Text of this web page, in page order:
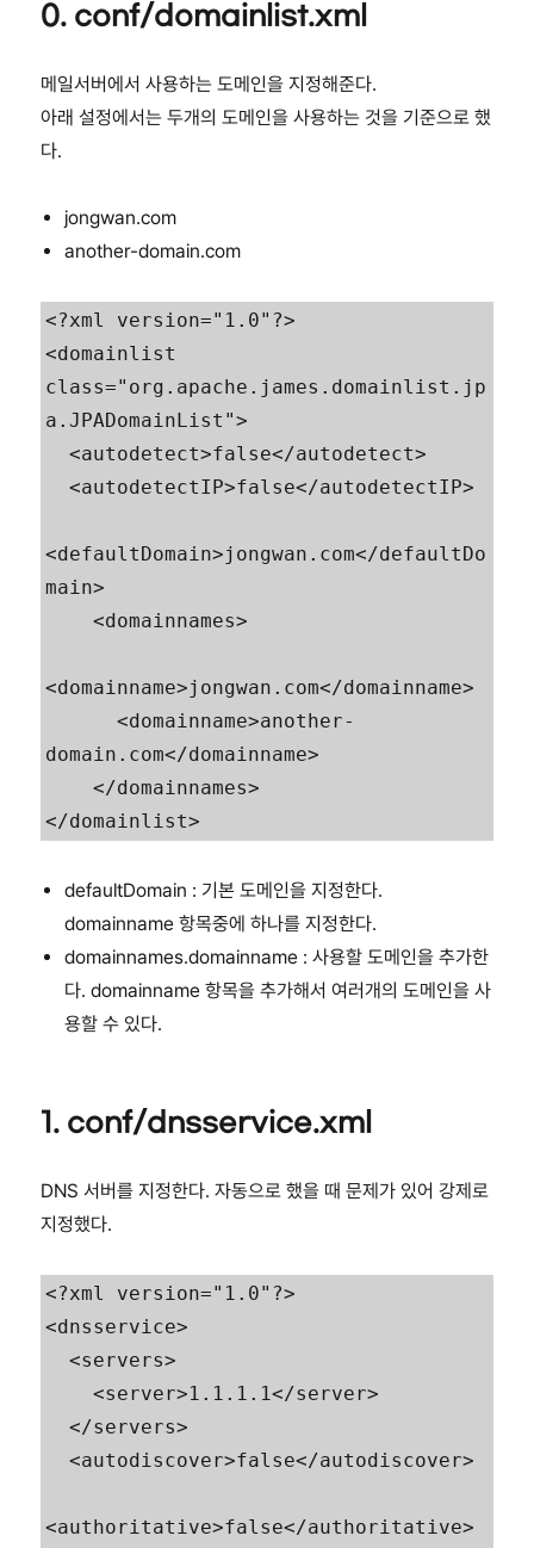
0. conf/domainlist.xml
메일서버에서 사용하는 도메인을 지정해준다.
아래 설정에서는 두개의 도메인을 사용하는 것을 기준으로 했
다.
jongwan.com
another-domain.com
<?xml version="1.0"?>
<domainlist
class="org.apache.james.domainlist.jp
a.JPADomainList">
  <autodetect>false</autodetect>
  <autodetectIP>false</autodetectIP>
<defaultDomain>jongwan.com</defaultDo
main>
    <domainnames>
<domainname>jongwan.com</domainname>
      <domainname>another-
domain.com</domainname>
    </domainnames>
</domainlist>
defaultDomain : 기본 도메인을 지정한다.
domainname 항목중에 하나를 지정한다.
domainnames.domainname : 사용할 도메인을 추가한
다. domainname 항목을 추가해서 여러개의 도메인을 사
용할 수 있다.
1. conf/dnsservice.xml
DNS 서버를 지정한다. 자동으로 했을 때 문제가 있어 강제로
지정했다.
<?xml version="1.0"?>
<dnsservice>
  <servers>
    <server>1.1.1.1</server>
  </servers>
  <autodiscover>false</autodiscover>
<authoritative>false</authoritative>